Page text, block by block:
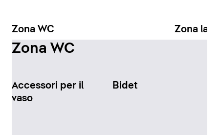
Zona WC Zona
Zona WC
Accessori per il
vaso
Bidet